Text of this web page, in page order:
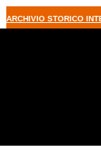
ARCHIVIO STORICO